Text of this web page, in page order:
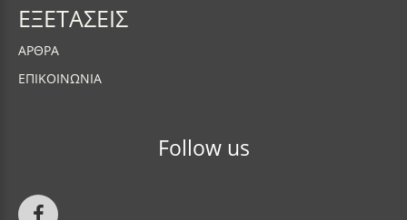
ΕΞΕΤΑΣΕΙΣ
ΑΡΘΡΑ
ΕΠΙΚΟΙΝΩΝΙΑ
Follow us